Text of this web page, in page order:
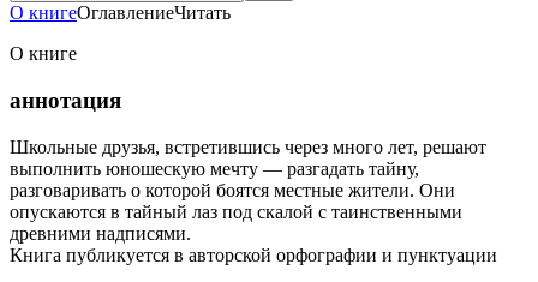
О книгеОглавлениеЧитать
О книге
аннотация
Школьные друзья, встретившись через много лет, решают
выполнить юношескую мечту — разгадать тайну,
разговаривать о которой боятся местные жители. Они
опускаются в тайный лаз под скалой с таинственными
древними надписями.
Книга публикуется в авторской орфографии и пунктуации